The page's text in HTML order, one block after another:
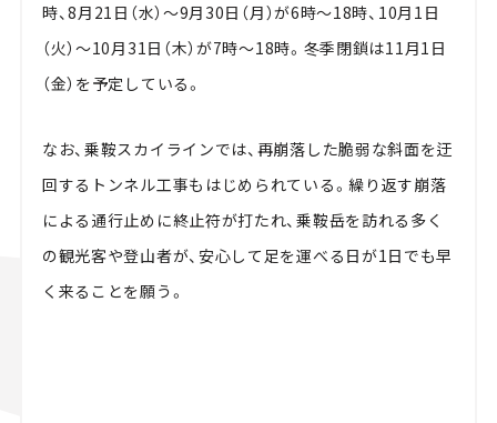
時、8月21日（水）～9月30日（月）が6時～18時、10月1日
（火）～10月31日（木）が7時～18時。冬季閉鎖は11月1日
（金）を予定している。
なお、乗鞍スカイラインでは、再崩落した脆弱な斜面を迂
回するトンネル工事もはじめられている。繰り返す崩落
による通行止めに終止符が打たれ、乗鞍岳を訪れる多く
の観光客や登山者が、安心して足を運べる日が1日でも早
く来ることを願う。